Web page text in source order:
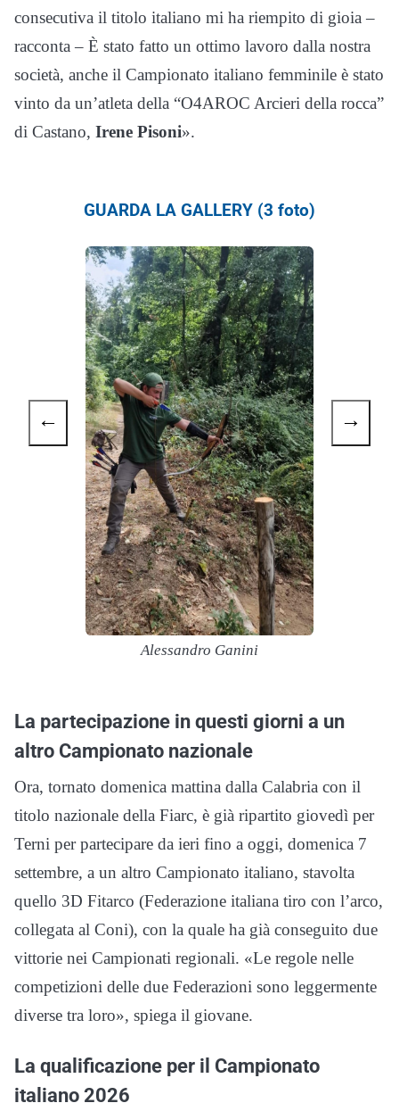
consecutiva il titolo italiano mi ha riempito di gioia –
racconta – È stato fatto un ottimo lavoro dalla nostra
società, anche il Campionato italiano femminile è stato
vinto da un’atleta della “O4AROC Arcieri della rocca”
di Castano, Irene Pisoni».
GUARDA LA GALLERY (3 foto)
Alessandro Ganini
← →
La partecipazione in questi giorni a un
altro Campionato nazionale
Ora, tornato domenica mattina dalla Calabria con il
titolo nazionale della Fiarc, è già ripartito giovedì per
Terni per partecipare da ieri fino a oggi, domenica 7
settembre, a un altro Campionato italiano, stavolta
quello 3D Fitarco (Federazione italiana tiro con l’arco,
collegata al Coni), con la quale ha già conseguito due
vittorie nei Campionati regionali. «Le regole nelle
competizioni delle due Federazioni sono leggermente
diverse tra loro», spiega il giovane.
La qualificazione per il Campionato
italiano 2026